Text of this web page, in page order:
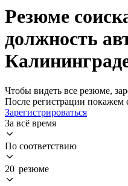
Резюме
должность
Чтобы видеть все резюме,
После регистрации покажем
Зарегистрироваться
За всё время
По соответствию
20 резюме